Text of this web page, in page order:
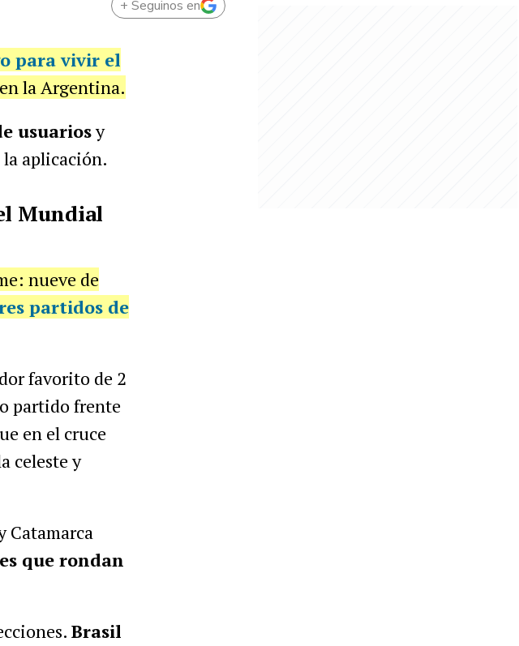
+ Seguinos en
para vivir el
la Argentina.
usuariosy
la aplicación.
Mundial
nueve de
partidos de
favorito de 2
partido frente
en el cruce
celeste y
Catamarca
que rondan
Brasil